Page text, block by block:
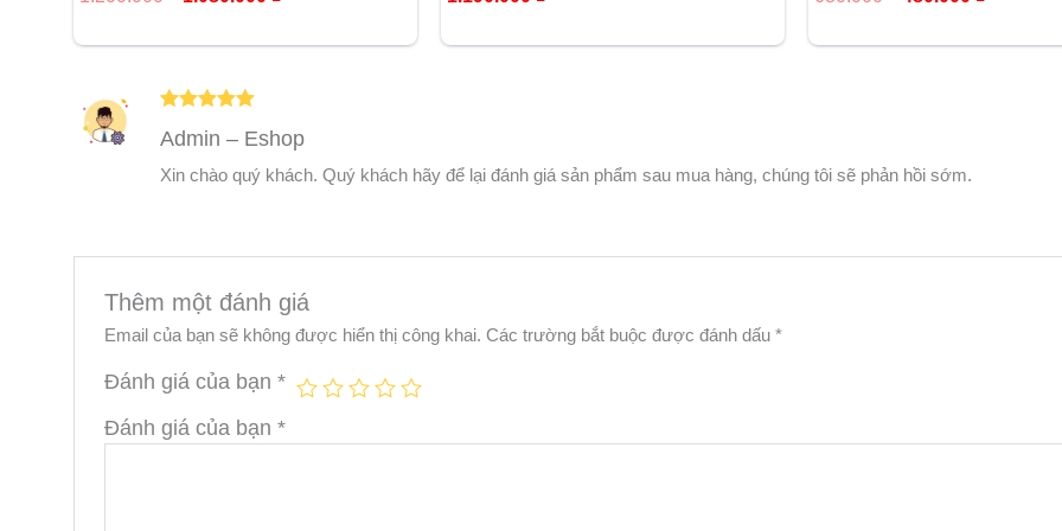
hạng
hạng
hạng
hạng55
Admin – Eshop
Xin chào quý khách. Quý khách hãy để lại đánh giá sản phẩm sau mua hàng, chúng tôi sẽ phản hồi sớm.
Thêm một đánh giá
Email của bạn sẽ không được hiển thị công khai. Các trường bắt buộc được đánh dấu*
Đánh giá của bạn*
Đánh giá của bạn*